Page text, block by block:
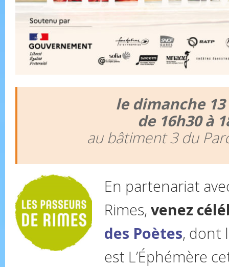
le dimanche
de 16h30 à
au bâtiment 3 du
En partenariat
Rimes, venez
des Poètes, dont
est L’Éphémère